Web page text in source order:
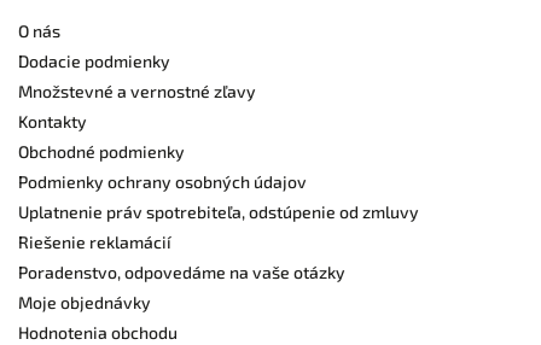
O nás
Dodacie podmienky
Množstevné a vernostné zľavy
Kontakty
Obchodné podmienky
Podmienky ochrany osobných údajov
Uplatnenie práv spotrebiteľa, odstúpenie od zmluvy
Riešenie reklamácií
Poradenstvo, odpovedáme na vaše otázky
Moje objednávky
Hodnotenia obchodu